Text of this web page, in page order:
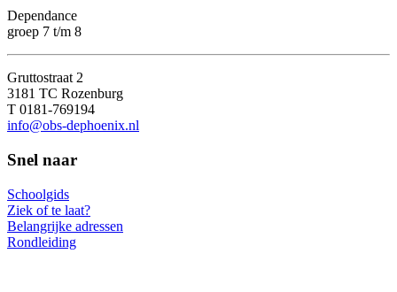
Dependance
groep 7 t/m 8
Gruttostraat 2
3181 TC Rozenburg
T 0181-769194
info@obs-dephoenix.nl
Snel naar
Schoolgids
Ziek of te laat?
Belangrijke adressen
Rondleiding